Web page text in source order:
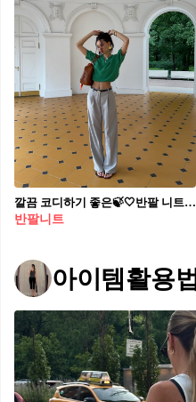
깔끔 코디하기 좋은🍃🤍반팔 니트 8월엔 반팔 니트 이렇게 입으세요✔️반팔 니트 코디 4가지 추천 1. 반팔 니트에 슬랙스로 시크한 여름 스타일링 연출 2. 반팔 니트에 청바지로 캐주얼 무드 완성 3. 반팔 니트에 롱스커트로 페미닌하고 러블리한 코디 4. 반팔 니트에 화이트 데님으로 미니멀 스타일링 완성
반팔니트
아이템활용법